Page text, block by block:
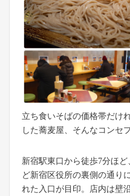
立ち食いそばの価格帯だけ
した蕎麦屋、そんなコンセ
新宿駅東口から徒歩7分ほ
ど新宿区役所の裏側の通り
れた入口が目印。店内は壁